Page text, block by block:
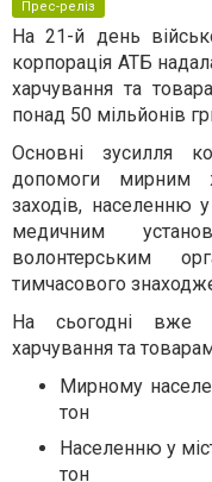
Прес-реліз
На 21-й день
корпорація АТБ
харчування та
понад 50 мільйонів
Основні зусилля
допомоги мирним
заходів, населенню
медичним
волонтерським
тимчасового
На сьогодні вже
харчування та
Мирному
тон
Населенню у
тон